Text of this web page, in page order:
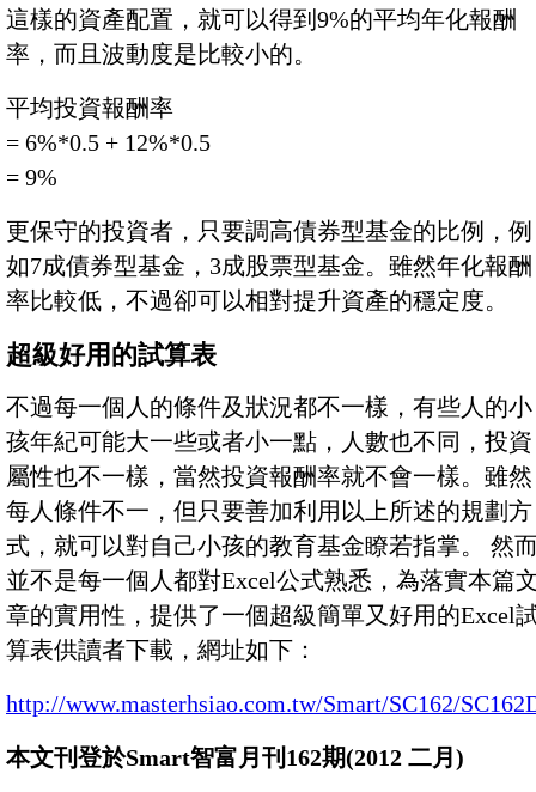
這樣的資產配置，就可以得到9%的平均年化報酬
率，而且波動度是比較小的。
平均投資報酬率
= 6%*0.5 + 12%*0.5
= 9%
更保守的投資者，只要調高債券型基金的比例，例
如7成債券型基金，3成股票型基金。雖然年化報酬
率比較低，不過卻可以相對提升資產的穩定度。
超級好用的試算表
不過每一個人的條件及狀況都不一樣，有些人的小
孩年紀可能大一些或者小一點，人數也不同，投資
屬性也不一樣，當然投資報酬率就不會一樣。雖然
每人條件不一，但只要善加利用以上所述的規劃方
式，就可以對自己小孩的教育基金瞭若指掌。 然
並不是每一個人都對Excel公式熟悉，為落實本篇
章的實用性，提供了一個超級簡單又好用的Excel
算表供讀者下載，網址如下：
http://www.masterhsiao.com.tw/Smart/SC162/
本文刊登於Smart智富月刊162期(2012 二月)